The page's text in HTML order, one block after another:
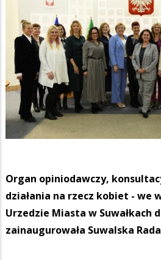
Organ opiniodawczy,
działania na rzecz kobiet - we
Urzedzie Miasta w Suwałkach
zainaugurowała Suwalska